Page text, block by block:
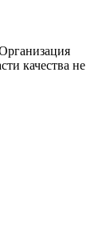
качества не